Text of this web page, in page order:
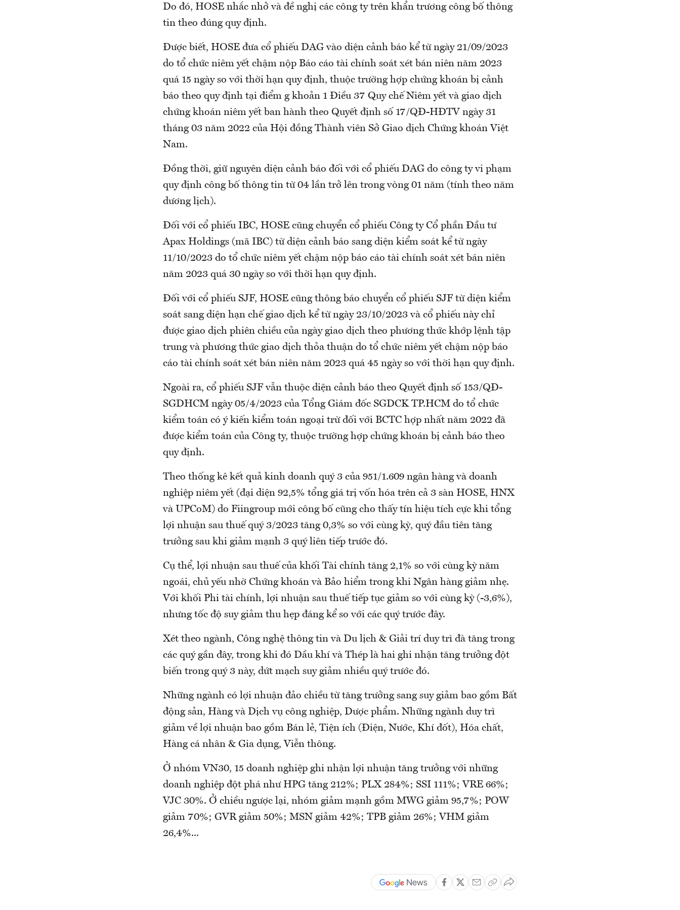
Do đó, HOSE nhắc nhở và đề nghị các công ty trên khẩn trương công bố thông
tin theo đúng quy định.
Được biết, HOSE đưa cổ phiếu DAG vào diện cảnh báo kể từ ngày 21/09/2023
do tổ chức niêm yết chậm nộp Báo cáo tài chính soát xét bán niên năm 2023
quá 15 ngày so với thời hạn quy định, thuộc trường hợp chứng khoán bị cảnh
báo theo quy định tại điểm g khoản 1 Điều 37 Quy chế Niêm yết và giao dịch
chứng khoán niêm yết ban hành theo Quyết định số 17/QĐ-HĐTV ngày 31
tháng 03 năm 2022 của Hội đồng Thành viên Sở Giao dịch Chứng khoán Việt
Nam.
Đồng thời, giữ nguyên diện cảnh báo đối với cổ phiếu DAG do công ty vi phạm
quy định công bố thông tin từ 04 lần trở lên trong vòng 01 năm (tính theo năm
dương lịch).
Đối với cổ phiếu IBC, HOSE cũng chuyển cổ phiếu Công ty Cổ phần Đầu tư
Apax Holdings (mã IBC) từ diện cảnh báo sang diện kiểm soát kể từ ngày
11/10/2023 do tổ chức niêm yết chậm nộp báo cáo tài chính soát xét bán niên
năm 2023 quá 30 ngày so với thời hạn quy định.
Đối với cổ phiếu SJF, HOSE cũng thông báo chuyển cổ phiếu SJF từ diện kiểm
soát sang diện hạn chế giao dịch kể từ ngày 23/10/2023 và cổ phiếu này chỉ
được giao dịch phiên chiều của ngày giao dịch theo phương thức khớp lệnh tập
trung và phương thức giao dịch thỏa thuận do tổ chức niêm yết chậm nộp báo
cáo tài chính soát xét bán niên năm 2023 quá 45 ngày so với thời hạn quy định.
Ngoài ra, cổ phiếu SJF vẫn thuộc diện cảnh báo theo Quyết định số 153/QĐ-
SGDHCM ngày 05/4/2023 của Tổng Giám đốc SGDCK TP.HCM do tổ chức
kiểm toán có ý kiến kiểm toán ngoại trừ đối với BCTC hợp nhất năm 2022 đã
được kiểm toán của Công ty, thuộc trường hợp chứng khoán bị cảnh báo theo
quy định.
Theo thống kê kết quả kinh doanh quý 3 của 951/1.609 ngân hàng và doanh
nghiệp niêm yết (đại diện 92,5% tổng giá trị vốn hóa trên cả 3 sàn HOSE, HNX
và UPCoM) do Fiingroup mới công bố cũng cho thấy tín hiệu tích cực khi tổng
lợi nhuận sau thuế quý 3/2023 tăng 0,3% so với cùng kỳ, quý đầu tiên tăng
trưởng sau khi giảm mạnh 3 quý liên tiếp trước đó.
Cụ thể, lợi nhuận sau thuế của khối Tài chính tăng 2,1% so với cùng kỳ năm
ngoái, chủ yếu nhờ Chứng khoán và Bảo hiểm trong khi Ngân hàng giảm nhẹ.
Với khối Phi tài chính, lợi nhuận sau thuế tiếp tục giảm so với cùng kỳ (-3,6%),
nhưng tốc độ suy giảm thu hẹp đáng kể so với các quý trước đây.
Xét theo ngành, Công nghệ thông tin và Du lịch & Giải trí duy trì đà tăng trong
các quý gần đây, trong khi đó Dầu khí và Thép là hai ghi nhận tăng trưởng đột
biến trong quý 3 này, dứt mạch suy giảm nhiều quý trước đó.
Những ngành có lợi nhuận đảo chiều từ tăng trưởng sang suy giảm bao gồm Bất
động sản, Hàng và Dịch vụ công nghiệp, Dược phẩm. Những ngành duy trì
giảm về lợi nhuận bao gồm Bán lẻ, Tiện ích (Điện, Nước, Khí đốt), Hóa chất,
Hàng cá nhân & Gia dụng, Viễn thông.
Ở nhóm VN30, 15 doanh nghiệp ghi nhận lợi nhuận tăng trưởng với những
doanh nghiệp đột phá như HPG tăng 212%; PLX 284%; SSI 111%; VRE 66%;
VJC 30%. Ở chiều ngược lại, nhóm giảm mạnh gồm MWG giảm 95,7%; POW
giảm 70%; GVR giảm 50%; MSN giảm 42%; TPB giảm 26%; VHM giảm
26,4%...